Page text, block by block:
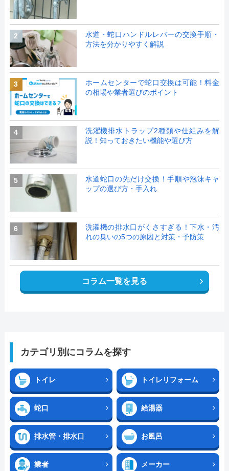
2
水道・蛇口ハンドルレバーの交換手順・
方法を分かりやすく解説
3
ホームセンターで蛇口交換は可能！料金
の相場や業者選びのポイント
4
洗濯機排水トラップ2種類や仕組みを解
説！知っておきたい機能や選び方
5
水道蛇口の先だけ交換！手順や泡沫キャ
ップの選び方・手入れ
6
洗濯機の排水口がくさすぎる！下水・汚
れの臭いの5つの原因と対策・予防策
コラム一覧を見る
カテゴリ別にコラムを探す
トイレ トイレリフォーム
蛇口 給湯器
排水管・排水口 お風呂
業者 メーカー